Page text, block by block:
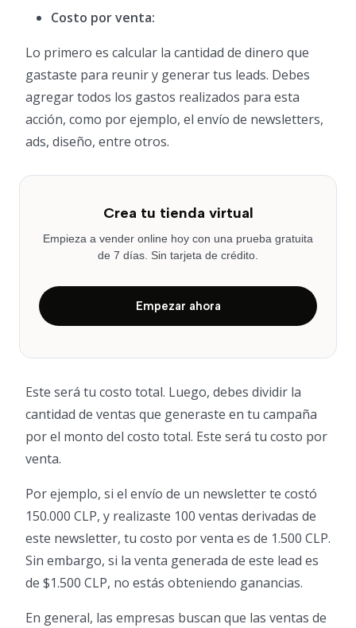
Costo por venta:
Lo primero es calcular la cantidad de dinero que
gastaste para reunir y generar tus leads. Debes
agregar todos los gastos realizados para esta
acción, como por ejemplo, el envío de newsletters,
ads, diseño, entre otros.
Crea tu tienda virtual
Empieza a vender online hoy con una prueba gratuita
de 7 días. Sin tarjeta de crédito.
Empezar ahora
Este será tu costo total. Luego, debes dividir la
cantidad de ventas que generaste en tu campaña
por el monto del costo total. Este será tu costo por
venta.
Por ejemplo, si el envío de un newsletter te costó
150.000 CLP, y realizaste 100 ventas derivadas de
este newsletter, tu costo por venta es de 1.500 CLP.
Sin embargo, si la venta generada de este lead es
de $1.500 CLP, no estás obteniendo ganancias.
En general, las empresas buscan que las ventas de